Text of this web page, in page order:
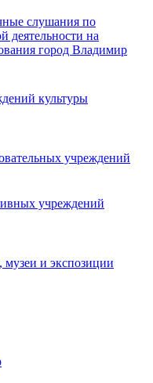
слушания по
деятельности на
город Владимир
культуры
учреждений
учреждений
и экспозиции